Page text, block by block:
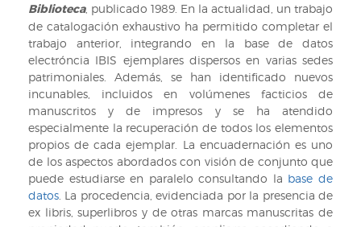
Biblioteca, publicado 1989. En la actualidad, un trabajo
de catalogación exhaustivo ha permitido completar el
trabajo anterior, integrando en la base de datos
electróncia IBIS ejemplares dispersos en varias sedes
patrimoniales. Además, se han identificado nuevos
incunables, incluidos en volúmenes facticios de
manuscritos y de impresos y se ha atendido
especialmente la recuperación de todos los elementos
propios de cada ejemplar. La encuadernación es uno
de los aspectos abordados con visión de conjunto que
puede estudiarse en paralelo consultando la base de
datos . La procedencia, evidenciada por la presencia de
ex libris, superlibros y de otras marcas manuscritas de